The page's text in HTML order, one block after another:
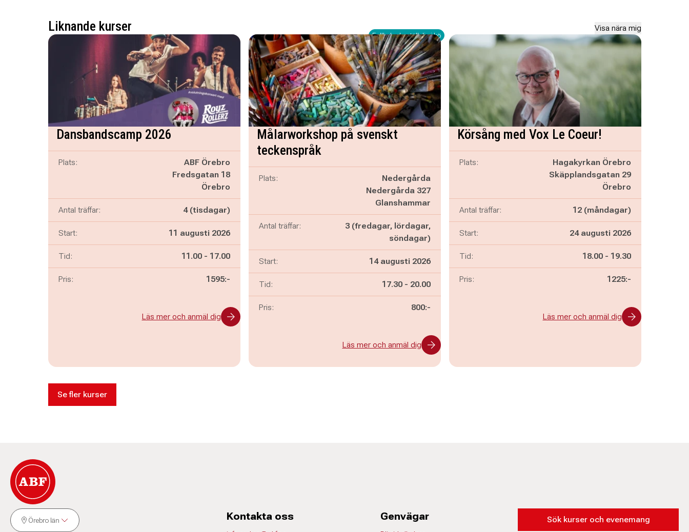
Liknande kurser Visa nära mig
Dansbandscamp 2026
Plats:
ABF Örebro
Fredsgatan 18
Örebro
Antal träffar: 4 (tisdagar)
Start: 11 augusti 2026
Tid: Pågår mellan
11.00 - och
17.00
Pris: 1595:-
Läs mer och anmäl dig
Fullbokad - ställ dig i kö
Målarworkshop på svenskt
teckenspråk
Plats:
Nedergårda
Nedergårda 327
Glanshammar
Antal träffar:
3 (fredagar, lördagar,
söndagar)
Start: 14 augusti 2026
Tid: Pågår mellan
17.30 - och
20.00
Pris: 800:-
Läs mer och anmäl dig
Körsång med Vox Le Coeur!
Plats:
Hagakyrkan Örebro
Skäpplandsgatan 29
Örebro
Antal träffar: 12 (måndagar)
Start: 24 augusti 2026
Tid: Pågår mellan
18.00 - och
19.30
Pris: 1225:-
Läs mer och anmäl dig
Se fler kurser
Örebro län Kontakta oss Genvägar Sök kurser och evenemang